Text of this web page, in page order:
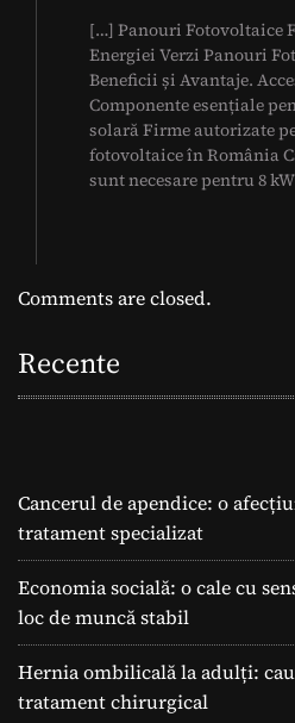
[…] Panouri Fotovoltaice
Energiei Verzi Panouri
Beneficii și Avantaje.
Componente esențiale
solară Firme autorizate
fotovoltaice în România
sunt necesare pentru 8
Comments are closed.
Recente
Cancerul de apendice: o
tratament specializat
Economia socială: o cale cu
loc de muncă stabil
Hernia ombilicală la adulți:
tratament chirurgical